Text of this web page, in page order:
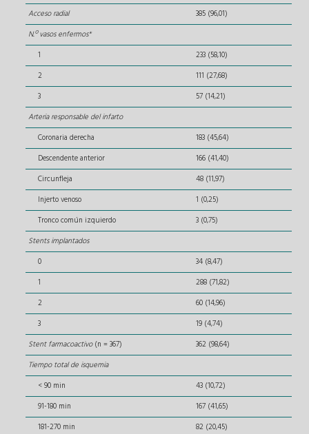
Acceso radial
385 (96,01)
N.º vasos enfermos*
1
233 (58,10)
2
111 (27,68)
3
57 (14,21)
Arteria responsable del infarto
Coronaria derecha
183 (45,64)
Descendente anterior
166 (41,40)
Circunfleja
48 (11,97)
Injerto venoso
1 (0,25)
Tronco común izquierdo
3 (0,75)
Stents implantados
0
34 (8,47)
1
288 (71,82)
2
60 (14,96)
3
19 (4,74)
Stent farmacoactivo(n = 367)
362 (98,64)
Tiempo total de isquemia
< 90 min
43 (10,72)
91-180 min
167 (41,65)
181-270 min
82 (20,45)